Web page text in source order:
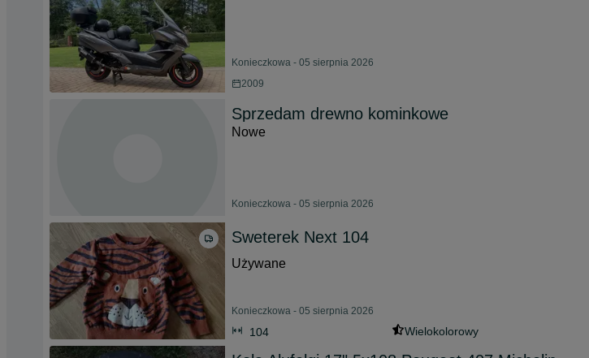
Konieczkowa - 05 sierpnia 2026
2009
Sprzedam drewno kominkowe
Nowe
Konieczkowa - 05 sierpnia 2026
Sweterek Next 104
Używane
Konieczkowa - 05 sierpnia 2026
104 Wielokolorowy